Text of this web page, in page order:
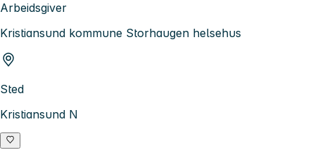
Arbeidsgiver
Kristiansund kommune Storhaugen helsehus
Sted
Kristiansund N